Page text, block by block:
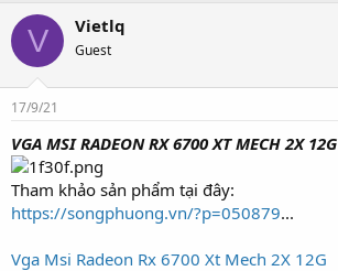
r
e
a
s
t
a
r
t
e
r
à
g
V Vietlq
Guest
17/9/21
VGA MSI RADEON RX 6700 XT MECH 2X 12G
Tham khảo sản phẩm tại đây:
https://songphuong.vn/?p=050879...
Vga Msi Radeon Rx 6700 Xt Mech 2X 12G